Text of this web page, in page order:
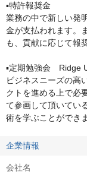
▪️特許報奨金
業務の中で新しい発
金が支払われます。
も、貢献に応じて報
▪️定期勉強会　Ridge
ビジネスニーズの高
クトを進める上で必
て参画して頂いてい
術を学ぶことができ
企業情報
会社名